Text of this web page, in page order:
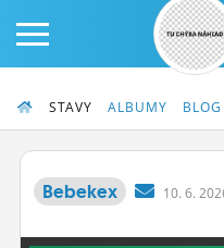
STAVY ALBUMY BLOG
Bebekex 10. 6.